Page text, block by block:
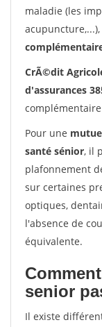
maladie (les
CrÃ©dit
d'assurances
Pour une
santé sénior, il
plafonnement
sur certaines
optiques,
l'absence de
équivalente.
senior
Il existe